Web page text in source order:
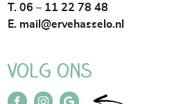
T. 06 – 11 22 78 48
E. mail@ervehasselo.nl
Volg ons